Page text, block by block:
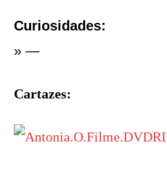
Curiosidades:
» —
Cartazes: